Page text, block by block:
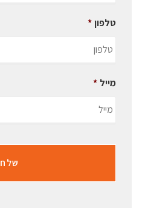
טלפון *
מייל *